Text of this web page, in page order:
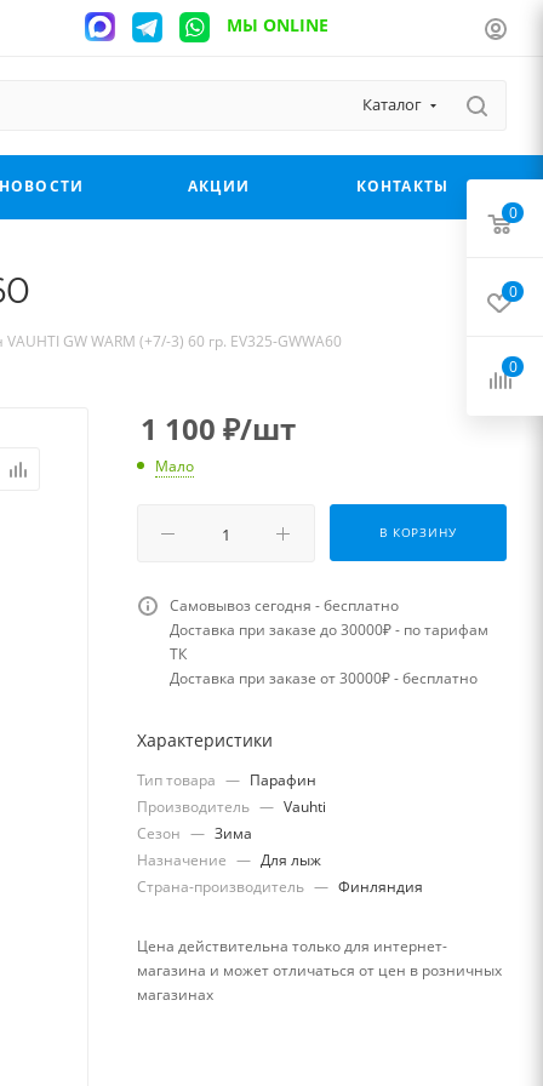
МЫ ONLINE
Каталог
АКЦИИ КОНТАКТЫ
GW WARM (+7/-3) 60 гр. EV325-GWWA60
1 100 ₽/шт
Мало
В КОРЗИНУ
Самовывоз сегодня - бесплатно
Доставка при заказе до 30000₽ - по тарифам
ТК
Доставка при заказе от 30000₽ - бесплатно
Характеристики
Тип товара — Парафин
Производитель — Vauhti
Сезон — Зима
Назначение — Для лыж
Страна-производитель — Финляндия
Цена действительна только для интернет-
магазина и может отличаться от цен в розничных
магазинах
0
0
0